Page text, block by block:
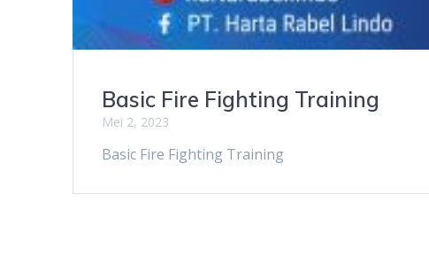
Basic Fire Fighting Training
Mei 2, 2023
Basic Fire Fighting Training